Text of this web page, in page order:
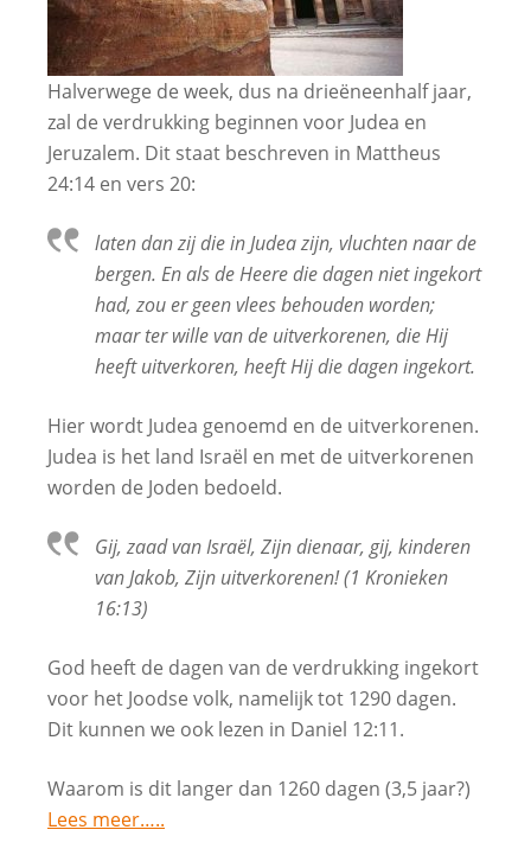
Halverwege de week, dus na drieëneenhalf jaar,
zal de verdrukking beginnen voor Judea en
Jeruzalem. Dit staat beschreven in Mattheus
24:14 en vers 20:
laten dan zij die in Judea zijn, vluchten naar de
bergen. En als de Heere die dagen niet ingekort
had, zou er geen vlees behouden worden;
maar ter wille van de uitverkorenen, die Hij
heeft uitverkoren, heeft Hij die dagen ingekort.
Hier wordt Judea genoemd en de uitverkorenen.
Judea is het land Israël en met de uitverkorenen
worden de Joden bedoeld.
Gij, zaad van Israël, Zijn dienaar, gij, kinderen
van Jakob, Zijn uitverkorenen! (1 Kronieken
16:13)
God heeft de dagen van de verdrukking ingekort
voor het Joodse volk, namelijk tot 1290 dagen.
Dit kunnen we ook lezen in Daniel 12:11.
Waarom is dit langer dan 1260 dagen (3,5 jaar?)
Lees meer…..